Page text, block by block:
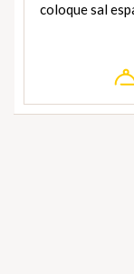
coloque sal